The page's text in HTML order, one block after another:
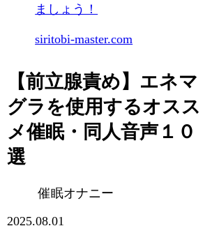
ましょう！
siritobi-master.com
【前立腺責め】エネマ
グラを使用するオスス
メ催眠・同人音声１０
選
催眠オナニー
2025.08.01